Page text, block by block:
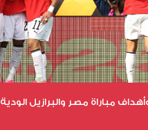
مباراة مصر والبرازيل الودية